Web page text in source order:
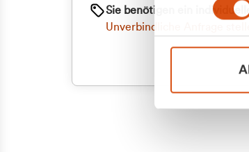
Sie benötigen ein
Unverbindliche Anfrage